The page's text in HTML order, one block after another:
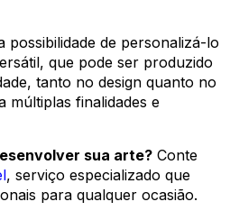
possibilidade de personalizá-lo
que pode ser produzido
tanto no design quanto no
múltiplas finalidades e
sua arte? Conte
, serviço especializado que
para qualquer ocasião.